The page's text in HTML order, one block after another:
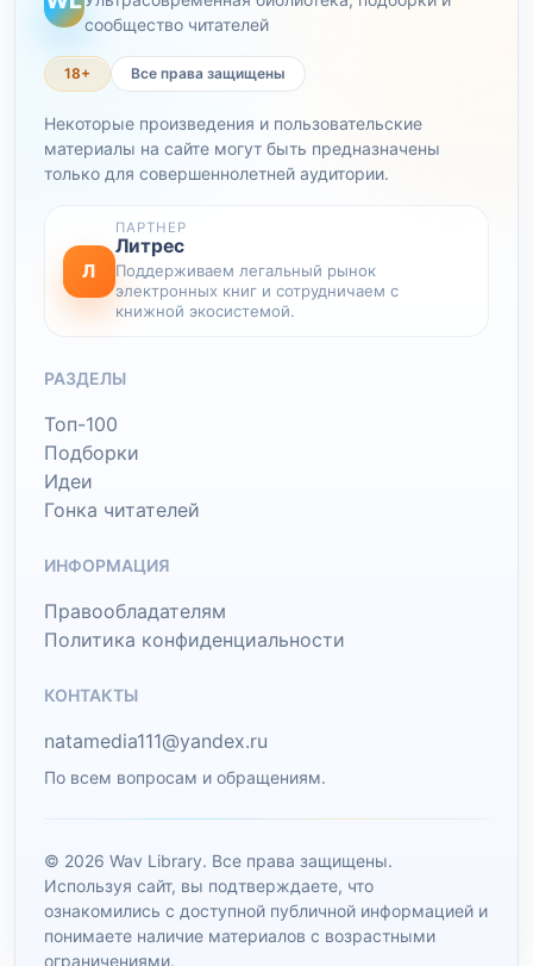
сообщество читателей
18+ Все права защищены
Некоторые произведения и пользовательские
материалы на сайте могут быть предназначены
только для совершеннолетней аудитории.
Л
ПАРТНЕР
Литрес
Поддерживаем легальный рынок
электронных книг и сотрудничаем с
книжной экосистемой.
РАЗДЕЛЫ
Топ-100
Подборки
Идеи
Гонка читателей
ИНФОРМАЦИЯ
Правообладателям
Политика конфиденциальности
КОНТАКТЫ
natamedia111@yandex.ru
По всем вопросам и обращениям.
© 2026 Wav Library. Все права защищены.
Используя сайт, вы подтверждаете, что
ознакомились с доступной публичной информацией и
понимаете наличие материалов с возрастными
ограничениями.